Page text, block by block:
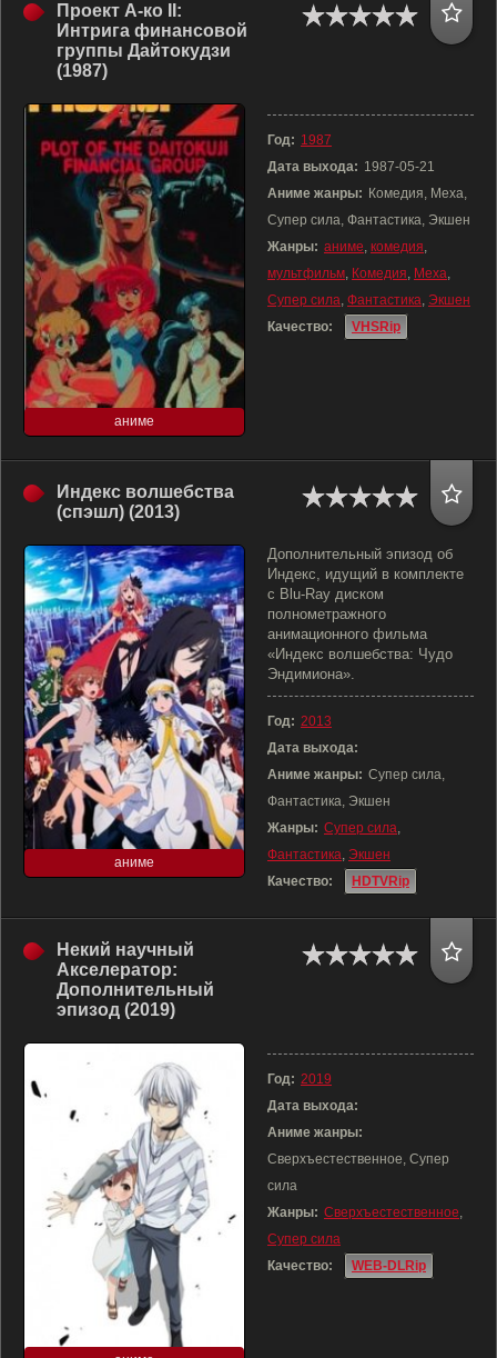
Проект А-ко II:
Интрига финансовой
группы Дайтокудзи
(1987)
аниме
Год: 1987
Дата выхода: 1987-05-21
Аниме жанры: Комедия, Меха,
Супер сила, Фантастика, Экшен
Жанры: аниме, комедия,
мультфильм, Комедия, Меха,
Супер сила, Фантастика, Экшен
Качество:
VHSRip
Индекс волшебства
(спэшл) (2013)
аниме
Дополнительный эпизод об
Индекс, идущий в комплекте
с Blu-Ray диском
полнометражного
анимационного фильма
«Индекс волшебства: Чудо
Эндимиона».
Год: 2013
Дата выхода:
Аниме жанры: Супер сила,
Фантастика, Экшен
Жанры: Супер сила,
Фантастика, Экшен
Качество:
HDTVRip
Некий научный
Акселератор:
Дополнительный
эпизод (2019)
Год: 2019
Дата выхода:
Аниме жанры:
Сверхъестественное, Супер
сила
Жанры: Сверхъестественное,
Супер сила
Качество:
WEB-DLRip